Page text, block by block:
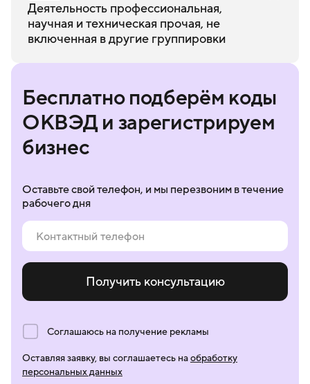
Деятельность профессиональная,
научная и техническая прочая, не
включенная в другие группировки
Бесплатно подберём коды
ОКВЭД и зарегистрируем
бизнес
Оставьте свой телефон, и мы перезвоним в течение
рабочего дня
Получить консультацию
Соглашаюсь на получение рекламы
Оставляя заявку, вы соглашаетесь наобработку
персональных данных